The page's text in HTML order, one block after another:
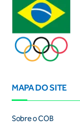
MAPA DO SITE
Sobre o COB